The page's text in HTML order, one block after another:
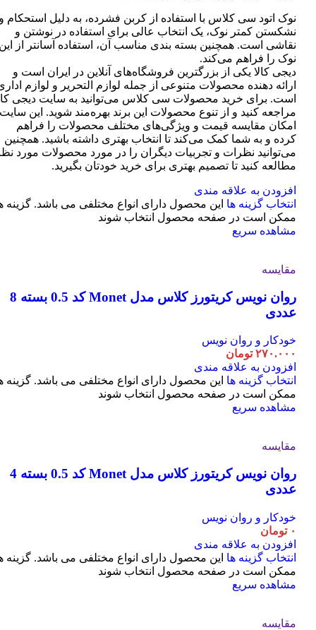
نوک اتود سی کلاس با استفاده از کربن فشرده، به دلیل استحکام
نشکستن کمتر نوک، یک انتخاب عالی برای استفاده در نوشتن و
نقاشی است. همچنین بسته بندی مناسب آن، استفاده آسانتر از
نوک را فراهم می‌کند.
دیجی کالا یکی از بزرگترین فروشگاه‌های آنلاین در ایران است و
ارائه دهنده محصولات متنوعی از جمله لوازم التحریر و لوازم
است. برای خرید محصولات سی کلاس می‌توانید به سایت دیجی
مراجعه کنید و از تنوع محصولات این برند بهره‌مند شوید. این سایت
امکان مقایسه قیمت و ویژگی‌های مختلف محصولات را فراهم
کرده و به شما کمک می‌کند تا انتخاب بهتری داشته باشید. همچنین
می‌توانید نظرات و تجربیات دیگران را در مورد محصولات مورد
مطالعه کنید تا تصمیم بهتری برای خرید خودتان بگیرید.
افزودن به علاقه مندی
انتخاب گزینه ها این محصول دارای انواع مختلفی می باشد. گزینه
ممکن است در صفحه محصول انتخاب شوند
مشاهده سریع
مقایسه
روان نویس کریتورز کلاس مدل Monet کد 0.5 بسته 8
عددی
خودکار و روان نویس
۲۷۰.۰۰۰ تومان
افزودن به علاقه مندی
انتخاب گزینه ها این محصول دارای انواع مختلفی می باشد. گزینه
ممکن است در صفحه محصول انتخاب شوند
مشاهده سریع
مقایسه
روان نویس کریتورز کلاس مدل Monet کد 0.5 بسته 4
عددی
خودکار و روان نویس
۰ تومان
افزودن به علاقه مندی
انتخاب گزینه ها این محصول دارای انواع مختلفی می باشد. گزینه
ممکن است در صفحه محصول انتخاب شوند
مشاهده سریع
مقایسه